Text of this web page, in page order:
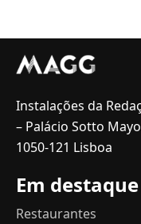
Instalações da
– Palácio Sotto
1050-121 Lisboa
Em destaque
Restaurantes